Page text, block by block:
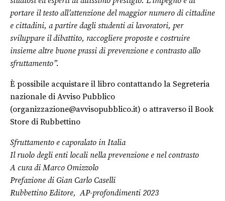
portare il testo all’attenzione del maggior numero di cittadine
e cittadini, a partire dagli studenti ai lavoratori, per
sviluppare il dibattito, raccogliere proposte e costruire
insieme altre buone prassi di prevenzione e contrasto allo
sfruttamento”.
È possibile acquistare il libro contattando la Segreteria
nazionale di Avviso Pubblico
(organizzazione@avvisopubblico.it) o attraverso il Book
Store di Rubbettino
Sfruttamento e caporalato in Italia
Il ruolo degli enti locali nella prevenzione e nel contrasto
A cura di Marco Omizzolo
Prefazione di Gian Carlo Caselli
Rubbettino Editore, AP-profondimenti 2023